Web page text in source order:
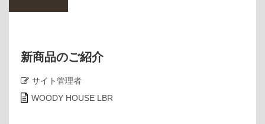
新商品のご紹介
サイト管理者
WOODY HOUSE LBR